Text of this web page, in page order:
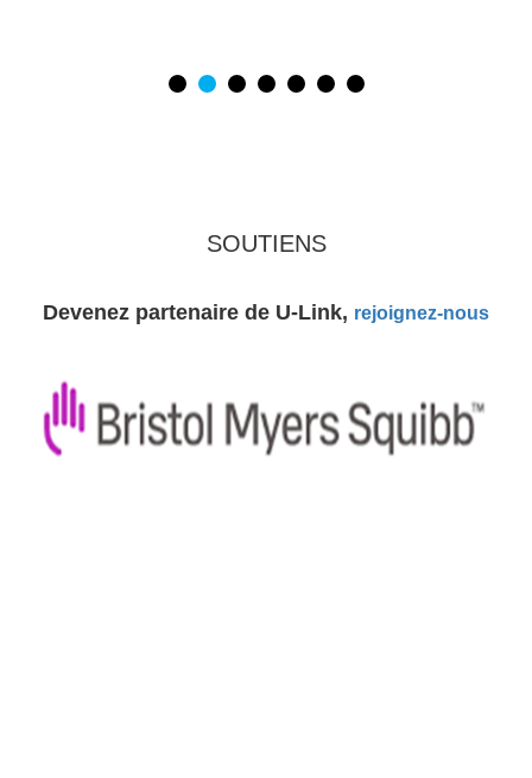
SOUTIENS
Devenez partenaire de U-Link, rejoignez-nous